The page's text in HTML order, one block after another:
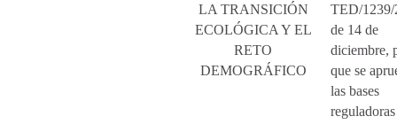
LA TRANSICIÓN
ECOLÓGICA Y EL
RETO
DEMOGRÁFICO
TED/1239/
de 14 de
diciembre,
que se
las bases